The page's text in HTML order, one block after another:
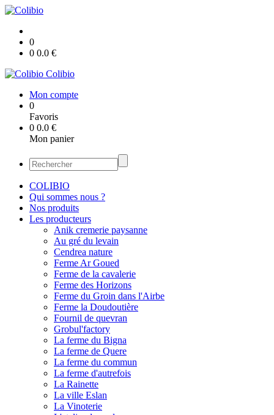
0
0 0.0 €
Colibio
Mon compte
0
Favoris
0 0.0 €
Mon panier
COLIBIO
Qui sommes nous ?
Nos produits
Les producteurs
Anik cremerie paysanne
Au gré du levain
Cendrea nature
Ferme Ar Goued
Ferme de la cavalerie
Ferme des Horizons
Ferme du Groin dans l'Airbe
Ferme la Doudoutière
Fournil de quevran
Grobul'factory
La ferme du Bigna
La ferme de Quere
La ferme du commun
La ferme d'autrefois
La Rainette
La ville Eslan
La Vinoterie